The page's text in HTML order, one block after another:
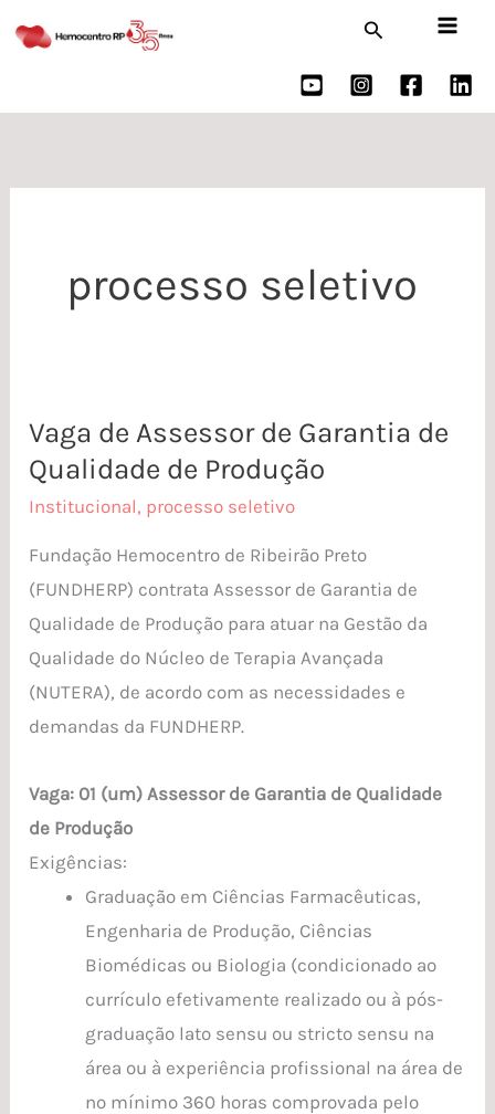
para
conteúdo
Pesquisar
processo seletivo
Vaga de Assessor de Garantia de
Qualidade de Produção
Institucional, processo seletivo
Fundação Hemocentro de Ribeirão Preto
(FUNDHERP) contrata Assessor de Garantia de
Qualidade de Produção para atuar na Gestão da
Qualidade do Núcleo de Terapia Avançada
(NUTERA), de acordo com as necessidades e
demandas da FUNDHERP.
Vaga: 01 (um) Assessor de Garantia de Qualidade
de Produção
Exigências:
Graduação em Ciências Farmacêuticas,
Engenharia de Produção, Ciências
Biomédicas ou Biologia (condicionado ao
currículo efetivamente realizado ou à pós-
graduação lato sensu ou stricto sensu na
área ou à experiência profissional na área de
no mínimo 360 horas comprovada pelo
Vaga
de
Assessor
Garantia
de
Qualidade
de
Produção